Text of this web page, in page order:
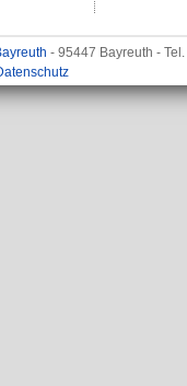
- 95447 Bayreuth -